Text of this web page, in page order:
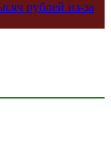
рублей из-за